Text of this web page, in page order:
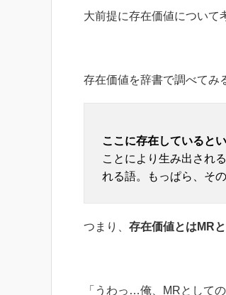
大前提に存在価値について
存在価値を辞書で調べてみ
ここに存在していると
ことにより生み出され
れる語。もっぱら、そ
つまり、 存在価値とはMR
「うわっ…俺、MRとして